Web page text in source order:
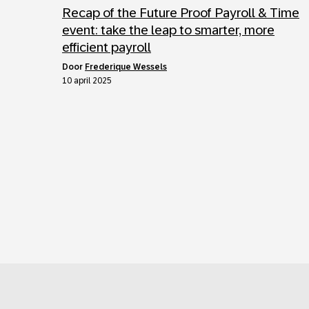
Recap of the Future Proof Payroll & Time
event: take the leap to smarter, more
efficient payroll
door Frederique Wessels
10 april 2025